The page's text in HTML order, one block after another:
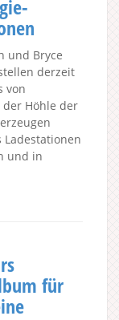
und Bryce
derzeit
von
Höhle der
und in
für